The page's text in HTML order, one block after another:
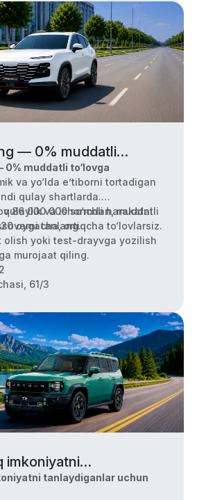
— 0% muddatli
0% muddatli to‘lovga
va yo‘lda e’tiborni tortadigan
qulay shartlarda.
86 000 000 so‘mdan, muddatli
oygacha, ortiqcha to‘lovlarsiz.
qulaylik va ishonchli harakatni
tanlang.
olish yoki test-drayvga yozilish
murojaat qiling.
61/3
imkoniyatni
uchuntanlaydiganlar uchun